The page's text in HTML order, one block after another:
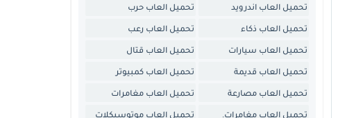
تحميل العاب اندرويد تحميل العاب حرب
تحميل العاب ذكاء تحميل العاب رعب
تحميل العاب سيارات تحميل العاب قتال
تحميل العاب قديمة تحميل العاب كمبيوتر
تحميل العاب مصارعة تحميل العاب مغامرات
تحميل العاب مغامرات. تحميل العاب موتوسيكلات